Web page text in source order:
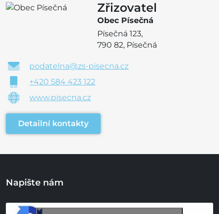
Zřizovatel
Obec Písečná
Písečná 123,
790 82, Písečná
podatelna@zs-pisecna.cz
+420 584 423 122
www.pisecna.cz
Detailní kontakty
Napište nám